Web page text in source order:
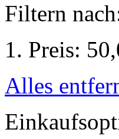
Filtern
Preis:
Alles